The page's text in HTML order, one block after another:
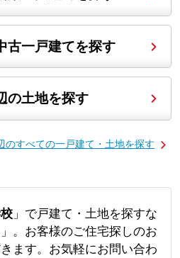
古一戸建てを探す
の土地を探す
のすべての一戸建て・土地を探す
」で戸建て・土地を探すな
。お客様のご住宅探しのお
ます。お気軽にお問い合わ